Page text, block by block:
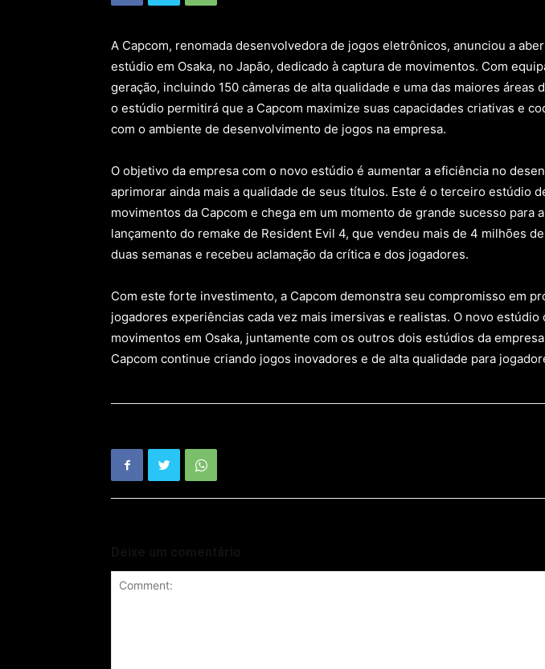
A Capcom, renomada desenvolvedora de jogos eletrônicos, anunciou a
estúdio em Osaka, no Japão, dedicado à captura de movimentos. Com
geração, incluindo 150 câmeras de alta qualidade e uma das maiores áreas
o estúdio permitirá que a Capcom maximize suas capacidades criativas e
com o ambiente de desenvolvimento de jogos na empresa.
O objetivo da empresa com o novo estúdio é aumentar a eficiência no
aprimorar ainda mais a qualidade de seus títulos. Este é o terceiro estúdio
movimentos da Capcom e chega em um momento de grande sucesso para
lançamento do remake de Resident Evil 4, que vendeu mais de 4 milhões
duas semanas e recebeu aclamação da crítica e dos jogadores.
Com este forte investimento, a Capcom demonstra seu compromisso em
jogadores experiências cada vez mais imersivas e realistas. O novo estúdio
movimentos em Osaka, juntamente com os outros dois estúdios da
Capcom continue criando jogos inovadores e de alta qualidade para